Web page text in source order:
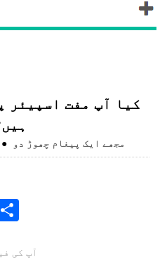
کیا آپ مفت اسپیئر
● مجھے ایک پیغام چھوڑ دو
آپ کی